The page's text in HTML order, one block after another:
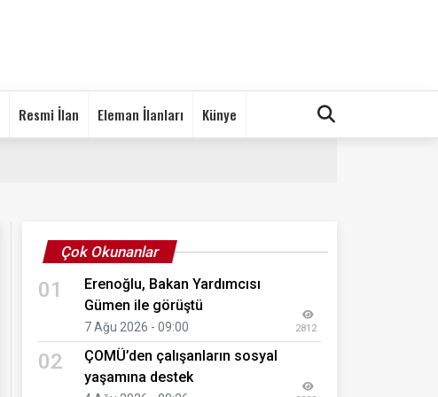
Resmi İlan Eleman İlanları Künye
Çok Okunanlar
01
Erenoğlu, Bakan Yardımcısı
Gümen ile görüştü
7 Ağu 2026 - 09:00 2812
02
ÇOMÜ’den çalışanların sosyal
yaşamına destek